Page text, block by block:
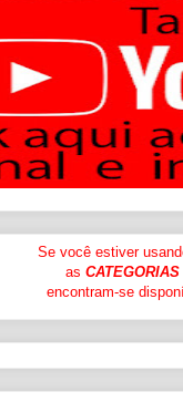
Se você estiver
as CATEGORIAS
encontram-se